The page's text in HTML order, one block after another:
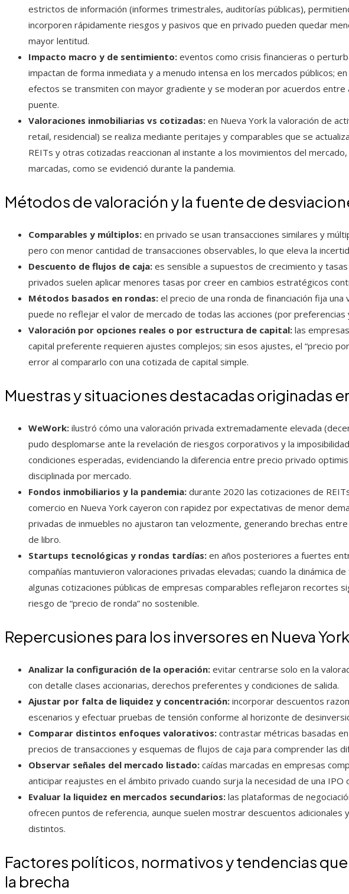
estrictos de información (informes trimestrales, auditorías públicas),
incorporen rápidamente riesgos y pasivos que en privado pueden quedar
mayor lentitud.
Impacto macro y de sentimiento: eventos como crisis financieras o
impactan de forma inmediata y a menudo intensa en los mercados públicos;
efectos se transmiten con mayor gradiente y se moderan por acuerdos entre
puente.
Valoraciones inmobiliarias vs cotizadas: en Nueva York la valoración de
retail, residencial) se realiza mediante peritajes y comparables que se
REITs y otras cotizadas reaccionan al instante a los movimientos del
marcadas, como se evidenció durante la pandemia.
Métodos de valoración y la fuente de
Comparables y múltiplos: en privado se usan transacciones similares y
pero con menor cantidad de transacciones observables, lo que eleva la
Descuento de flujos de caja: es sensible a supuestos de crecimiento y
privados suelen aplicar menores tasas por creer en cambios estratégicos
Métodos basados en rondas: el precio de una ronda de financiación fija
puede no reflejar el valor de mercado de todas las acciones (por preferencias
Valoración por opciones reales o por estructura de capital: las
capital preferente requieren ajustes complejos; sin esos ajustes, el “precio por
error al compararlo con una cotizada de capital simple.
Muestras y situaciones destacadas originadas
WeWork: ilustró cómo una valoración privada extremadamente elevada
pudo desplomarse ante la revelación de riesgos corporativos y la
condiciones esperadas, evidenciando la diferencia entre precio privado
disciplinada por mercado.
Fondos inmobiliarios y la pandemia: durante 2020 las cotizaciones de
comercio en Nueva York cayeron con rapidez por expectativas de menor
privadas de inmuebles no ajustaron tan velozmente, generando brechas
de libro.
Startups tecnológicas y rondas tardías: en años posteriores a fuertes
compañías mantuvieron valoraciones privadas elevadas; cuando la dinámica de
algunas cotizaciones públicas de empresas comparables reflejaron recortes
riesgo de “precio de ronda” no sostenible.
Repercusiones para los inversores en Nueva York
Analizar la configuración de la operación: evitar centrarse solo en la
con detalle clases accionarias, derechos preferentes y condiciones de salida.
Ajustar por falta de liquidez y concentración: incorporar descuentos
escenarios y efectuar pruebas de tensión conforme al horizonte de
Comparar distintos enfoques valorativos: contrastar métricas basadas
precios de transacciones y esquemas de flujos de caja para comprender las
Observar señales del mercado listado: caídas marcadas en empresas
anticipar reajustes en el ámbito privado cuando surja la necesidad de una IPO
Evaluar la liquidez en mercados secundarios: las plataformas de
ofrecen puntos de referencia, aunque suelen mostrar descuentos adicionales
distintos.
Factores políticos, normativos y tendencias
la brecha